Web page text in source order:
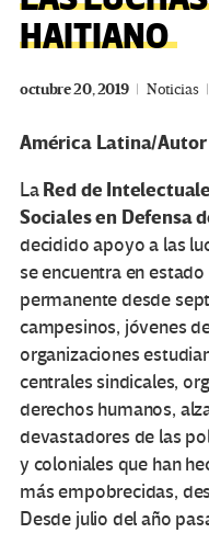
HAITIANO
octubre 20, 2019 Noticias
América Latina/
LaRed de
Sociales en Defensa
decidido apoyo a las
se encuentra en
permanente desde
campesinos, jóvenes
organizaciones
centrales sindicales,
derechos humanos,
devastadores de las
y coloniales que han
más empobrecidas,
Desde julio del año